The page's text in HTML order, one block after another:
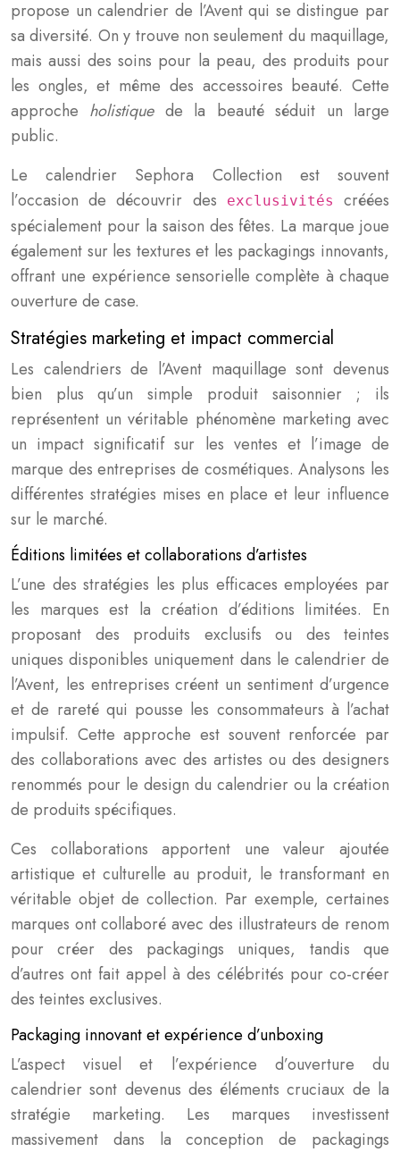
propose un calendrier de l’Avent qui se distingue par
sa diversité. On y trouve non seulement du maquillage,
mais aussi des soins pour la peau, des produits pour
les ongles, et même des accessoires beauté. Cette
approche holistiquede la beauté séduit un large
public.
Le calendrier Sephora Collection est souvent
l’occasion de découvrir des
exclusivités
créées
spécialement pour la saison des fêtes. La marque joue
également sur les textures et les packagings innovants,
offrant une expérience sensorielle complète à chaque
ouverture de case.
Stratégies marketing et impact commercial
Les calendriers de l’Avent maquillage sont devenus
bien plus qu’un simple produit saisonnier ; ils
représentent un véritable phénomène marketing avec
un impact significatif sur les ventes et l’image de
marque des entreprises de cosmétiques. Analysons les
différentes stratégies mises en place et leur influence
sur le marché.
Éditions limitées et collaborations d’artistes
L’une des stratégies les plus efficaces employées par
les marques est la création d’éditions limitées. En
proposant des produits exclusifs ou des teintes
uniques disponibles uniquement dans le calendrier de
l’Avent, les entreprises créent un sentiment d’urgence
et de rareté qui pousse les consommateurs à l’achat
impulsif. Cette approche est souvent renforcée par
des collaborations avec des artistes ou des designers
renommés pour le design du calendrier ou la création
de produits spécifiques.
Ces collaborations apportent une valeur ajoutée
artistique et culturelle au produit, le transformant en
véritable objet de collection. Par exemple, certaines
marques ont collaboré avec des illustrateurs de renom
pour créer des packagings uniques, tandis que
d’autres ont fait appel à des célébrités pour co-créer
des teintes exclusives.
Packaging innovant et expérience d’unboxing
L’aspect visuel et l’expérience d’ouverture du
calendrier sont devenus des éléments cruciaux de la
stratégie marketing. Les marques investissent
massivement dans la conception de packagings